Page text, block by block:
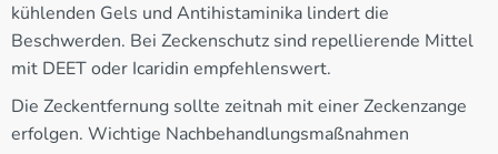
kühlenden Gels und Antihistaminika lindert die
Beschwerden. Bei Zeckenschutz sind repellierende Mittel
mit DEET oder Icaridin empfehlenswert.
Die Zeckentfernung sollte zeitnah mit einer Zeckenzange
erfolgen. Wichtige Nachbehandlungsmaßnahmen